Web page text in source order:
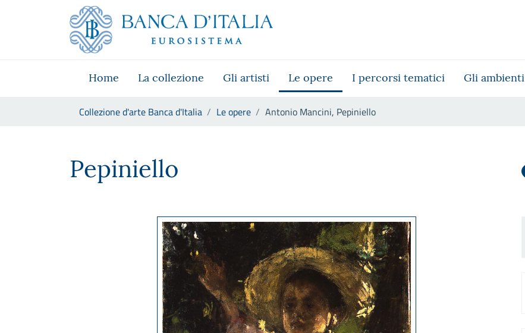
Skip to Main Content
Vai al sito istituzionale
Vai al menu di navigazione
Vai alla ricerca
Vai ai contenuti
Home La collezione Gli artisti Le opere I percorsi tematici Gli ambienti
Collezione d'arte Banca d'Italia Le opere Antonio Mancini, Pepiniello
Pepiniello